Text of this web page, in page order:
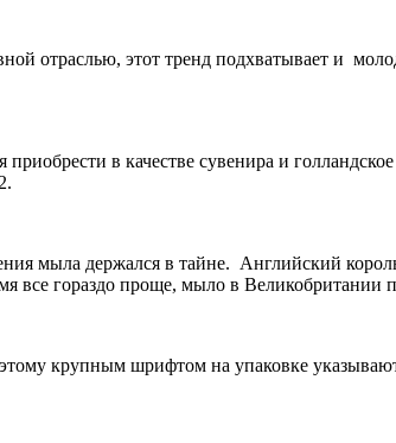
отраслью, этот тренд подхватывает и
в качестве сувенира и
мыла держался в тайне. Английский
гораздо проще, мыло в Великобритании
крупным шрифтом на упаковке